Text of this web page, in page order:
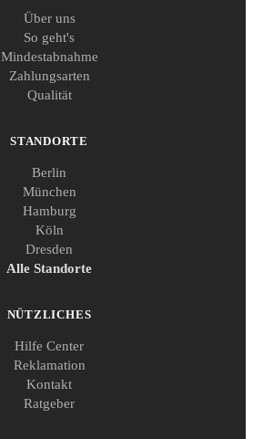
Über uns
So geht's
Mindestabnahme
Zahlungsarten
Qualität
STANDORTE
Berlin
München
Hamburg
Köln
Dresden
Alle Standorte
NÜTZLICHES
Hilfe Center
Reklamation
Kontakt
Ratgeber